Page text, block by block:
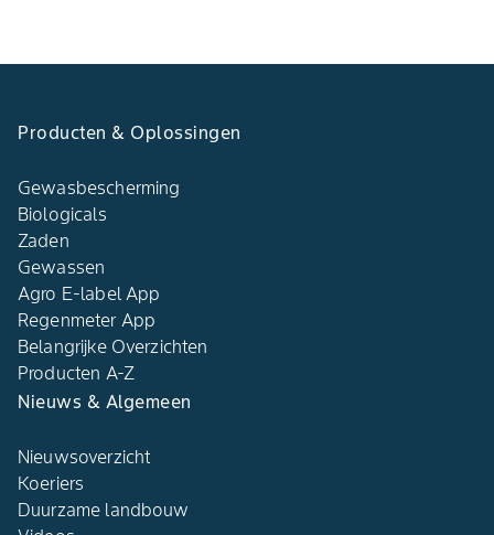
Producten & Oplossingen
Gewasbescherming
Biologicals
Zaden
Gewassen
Agro E-label App
Regenmeter App
Belangrijke Overzichten
Producten A-Z
Nieuws & Algemeen
Nieuwsoverzicht
Koeriers
Duurzame landbouw